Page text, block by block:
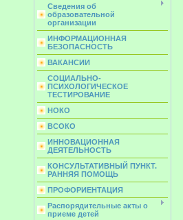
Сведения об
образовательной
организации
ИНФОРМАЦИОННАЯ
БЕЗОПАСНОСТЬ
ВАКАНСИИ
СОЦИАЛЬНО-
ПСИХОЛОГИЧЕСКОЕ
ТЕСТИРОВАНИЕ
НОКО
ВСОКО
ИННОВАЦИОННАЯ
ДЕЯТЕЛЬНОСТЬ
КОНСУЛЬТАТИВНЫЙ ПУНКТ.
РАННЯЯ ПОМОЩЬ
ПРОФОРИЕНТАЦИЯ
Распорядительные акты о
приеме детей